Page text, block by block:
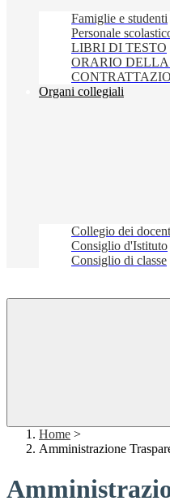
Famiglie e studenti
Personale
LIBRI DI TESTO
ORARIO
Organi collegiali
Collegio dei
Consiglio d'Istituto
Consiglio di classe
Home >
Amministrazione